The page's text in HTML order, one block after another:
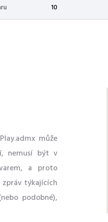
10
může
nemusí být v
a proto
zpráv týkajících
podobné),